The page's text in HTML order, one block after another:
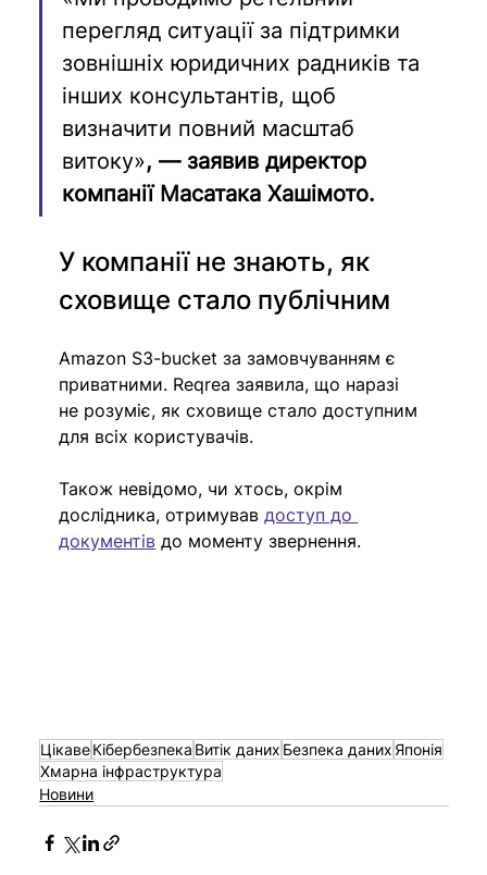
перегляд ситуації за підтримки
зовнішніх юридичних радників та
інших консультантів, щоб
визначити повний масштаб
витоку», — заявив директор
компанії Масатака Хашімото.
У компанії не знають, як
сховище стало публічним
Amazon S3-bucket за замовчуванням є
приватними. Reqrea заявила, що наразі
не розуміє, як сховище стало доступним
для всіх користувачів.
Також невідомо, чи хтось, окрім
дослідника, отримував доступ до
документів до моменту звернення.
ЦікавеКібербезпека Витік даних Безпека даних Японія
Хмарна інфраструктура
Новини